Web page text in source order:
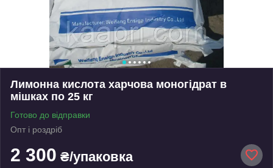
Лимонна кислота харчова моногідрат в
мішках по 25 кг
Готово до відправки
Опт і роздріб
2 300 ₴/упаковка